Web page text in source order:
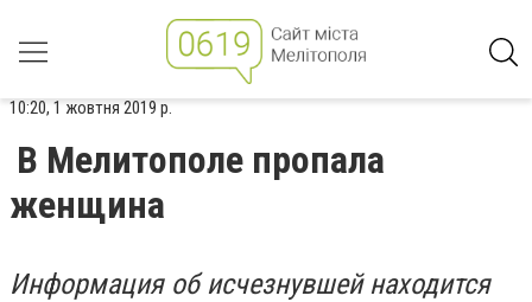
10:20, 1 жовтня 2019 р.
В Мелитополе пропала
женщина
Информация об исчезнувшей находится